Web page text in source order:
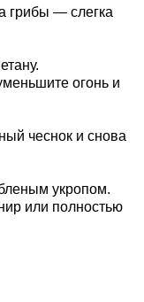
грибы — слегка
огонь и
чеснок и снова
укропом.
или полностью